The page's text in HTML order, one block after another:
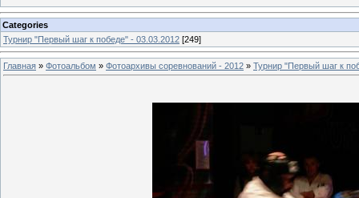
Categories
Турнир "Первый шаг к победе" - 03.03.2012 [249]
Главная » Фотоальбом » Фотоархивы соревнований - 2012 » Турнир "Первый шаг к